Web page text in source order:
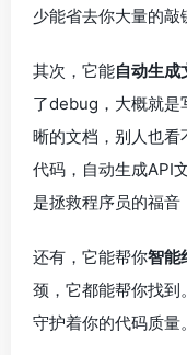
少能省去你大量的敲
其次，它能自动生成
了debug，大概就是
晰的文档，别人也看
代码，自动生成API
是拯救程序员的福音
还有，它能帮你智能
颈，它都能帮你找到
守护着你的代码质量。